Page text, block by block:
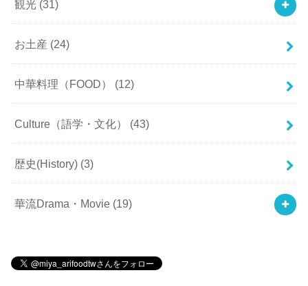
観光 (31)
お土産 (24)
中華料理（FOOD） (12)
Culture（語学・文化） (43)
歴史(History) (3)
華流Drama・Movie (19)